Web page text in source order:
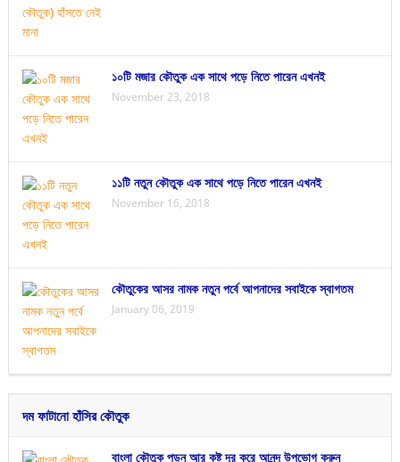
১০টি মজার কৌতুক এক সাথে পড়ে নিতে পারেন এখনই
November 23, 2018
১১টি নতুন কৌতুক এক সাথে পড়ে নিতে পারেন এখনই
November 16, 2018
কৌতুকের আসর নামক নতুন পর্বে আপনাদের সবাইকে স্বাগতম
January 06, 2019
দম ফাটানো হাঁসির কৌতুক
বাংলা কৌতুক পড়ুন আর কষ্ট দূর করে আনন্দ উপভোগ করুন